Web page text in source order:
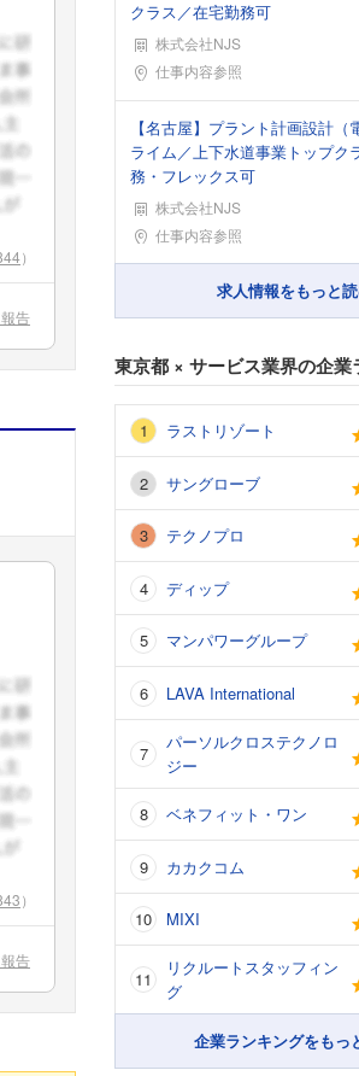
）
告
）
告
クラス／在宅勤務可
株式会社NJS
勤務地仕事内容参照
【名古屋】プラント計画設計（
ライム／上下水道事業トップク
務・フレックス可
株式会社NJS
勤務地仕事内容参照
求人情報をもっと
東京都 × サービス業界の企業
ラストリゾート
サングローブ
テクノプロ
ディップ
マンパワーグループ
LAVA International
パーソルクロステクノロ
ジー
ベネフィット・ワン
カカクコム
MIXI
リクルートスタッフィン
グ
企業ランキングをもっ